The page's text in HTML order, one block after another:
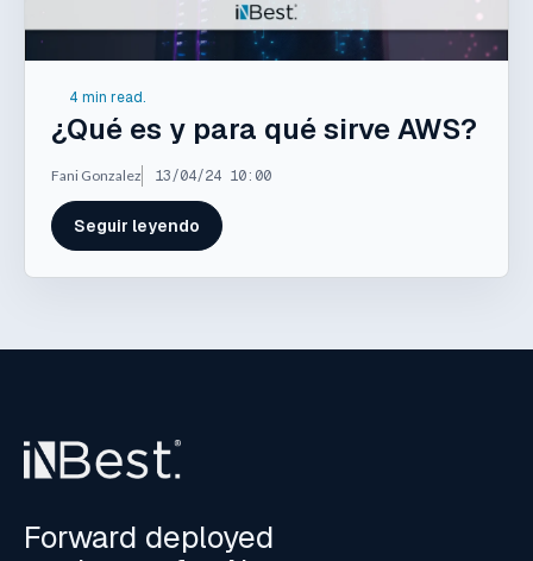
4 min read.
¿Qué es y para qué sirve AWS?
Fani Gonzalez 13/04/24 10:00
Seguir leyendo
Forward deployed